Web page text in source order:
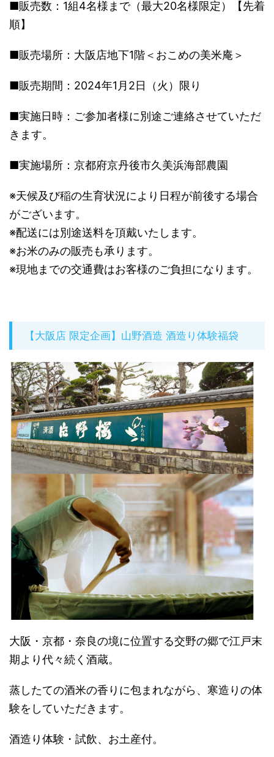
■販売数：1組4名様まで（最大20名様限定）【先着
順】
■販売場所：大阪店地下1階＜おこめの美米庵＞
■販売期間：2024年1月2日（火）限り
■実施日時：ご参加者様に別途ご連絡させていただ
きます。
■実施場所：京都府京丹後市久美浜海部農園
※天候及び稲の生育状況により日程が前後する場合
がございます。
※配送には別途送料を頂戴いたします。
※お米のみの販売も承ります。
※現地までの交通費はお客様のご負担になります。
【大阪店 限定企画】山野酒造 酒造り体験福袋
大阪・京都・奈良の境に位置する交野の郷で江戸末
期より代々続く酒蔵。
蒸したての酒米の香りに包まれながら、寒造りの体
験をしていただきます。
酒造り体験・試飲、お土産付。